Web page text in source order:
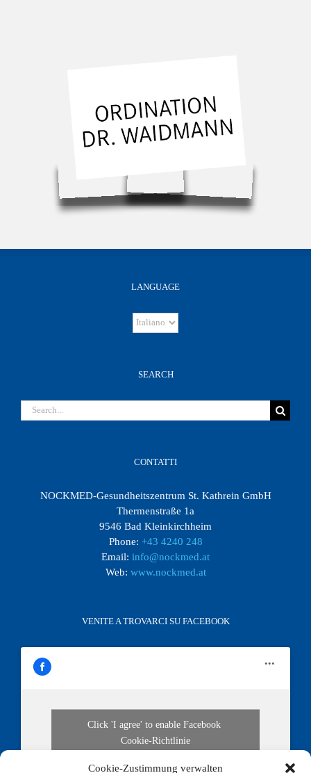
Cookie-Zustimmung verwalten
LANGUAGE
Language
SEARCH
Search
for:
CONTATTI
NOCKMED-Gesundheitszentrum St. Kathrein GmbH
Thermenstraße 1a
9546 Bad Kleinkirchheim
Phone: +43 4240 248
Email: info@nockmed.at
Web: www.nockmed.at
VENITE A TROVARCI SU FACEBOOK
Click 'I agree' to enable Facebook
Cookie-Richtlinie
I agree